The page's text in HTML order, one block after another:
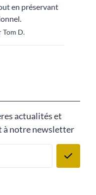
en préservant
Tom D.
actualités et
à notre newsletter